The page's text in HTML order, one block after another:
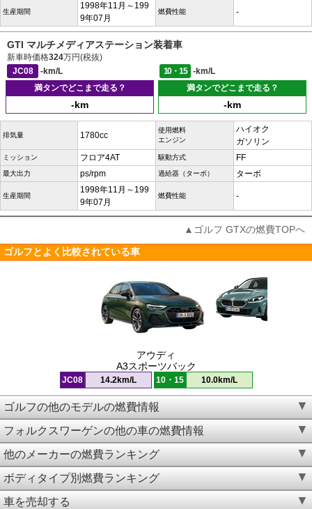
生産期間
1998年11月～199
9年07月
燃費性能 -
GTI マルチメディアステーション装着車
新車時価格324万円(税抜)
JC08
-km/L 10・15
-km/L
満タンでどこまで走る？
-km
満タンでどこまで走る？
-km
排気量 1780cc
使用燃料
エンジン
ハイオク
ガソリン
ミッション フロア4AT 駆動方式 FF
最大出力 ps/rpm 過給器（ターボ） ターボ
生産期間
1998年11月～199
9年07月
燃費性能 -
▲ゴルフ GTXの燃費TOPへ
ゴルフとよく比較されている車
アウディ
A3スポーツバック
JC08 14.2km/L 10・15 10.0km/L
ゴルフの他のモデルの燃費情報
フォルクスワーゲンの他の車の燃費情報
他のメーカーの燃費ランキング
ボディタイプ別燃費ランキング
車を売却する